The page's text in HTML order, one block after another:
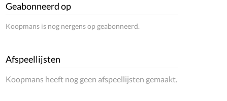
Geabonneerd op
Koopmans is nog nergens op geabonneerd.
Afspeellijsten
Koopmans heeft nog geen afspeellijsten gemaakt.